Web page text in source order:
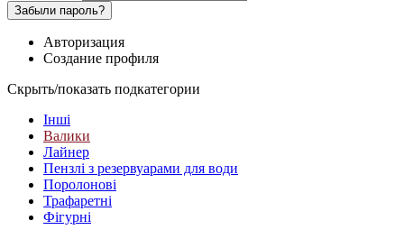
Забыли пароль?
Авторизация
Создание профиля
Скрыть/показать подкатегории
Інші
Валики
Лайнер
Пензлі з резервуарами для води
Поролонові
Трафаретні
Фігурні